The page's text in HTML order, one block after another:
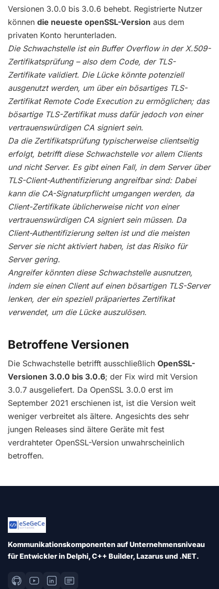
Versionen 3.0.0 bis 3.0.6 behebt. Registrierte Nutzer
können die neueste openSSL-Version aus dem
privaten Konto herunterladen.
Die Schwachstelle ist ein Buffer Overflow in der X.509-
Zertifikatsprüfung – also dem Code, der TLS-
Zertifikate validiert. Die Lücke könnte potenziell
ausgenutzt werden, um über ein bösartiges TLS-
Zertifikat Remote Code Execution zu ermöglichen; das
bösartige TLS-Zertifikat muss dafür jedoch von einer
vertrauenswürdigen CA signiert sein.
Da die Zertifikatsprüfung typischerweise clientseitig
erfolgt, betrifft diese Schwachstelle vor allem Clients
und nicht Server. Es gibt einen Fall, in dem Server über
TLS-Client-Authentifizierung angreifbar sind: Dabei
kann die CA-Signaturpflicht umgangen werden, da
Client-Zertifikate üblicherweise nicht von einer
vertrauenswürdigen CA signiert sein müssen. Da
Client-Authentifizierung selten ist und die meisten
Server sie nicht aktiviert haben, ist das Risiko für
Server gering.
Angreifer könnten diese Schwachstelle ausnutzen,
indem sie einen Client auf einen bösartigen TLS-Server
lenken, der ein speziell präpariertes Zertifikat
verwendet, um die Lücke auszulösen.
Betroffene Versionen
Die Schwachstelle betrifft ausschließlich OpenSSL-
Versionen 3.0.0 bis 3.0.6; der Fix wird mit Version
3.0.7 ausgeliefert. Da OpenSSL 3.0.0 erst im
September 2021 erschienen ist, ist die Version weit
weniger verbreitet als ältere. Angesichts des sehr
jungen Releases sind ältere Geräte mit fest
verdrahteter OpenSSL-Version unwahrscheinlich
betroffen.
Kommunikationskomponenten auf Unternehmensniveau
für Entwickler in Delphi, C++ Builder, Lazarus und .NET.